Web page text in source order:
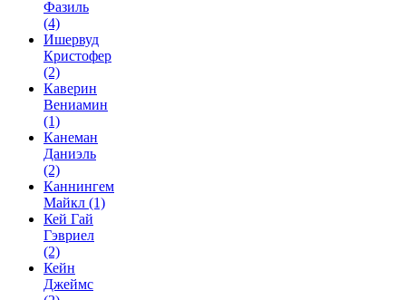
Фазиль
(4)
Ишервуд
Кристофер
(2)
Каверин
Вениамин
(1)
Канеман
Даниэль
(2)
Каннингем
Майкл (1)
Кей Гай
Гэвриел
(2)
Кейн
Джеймс